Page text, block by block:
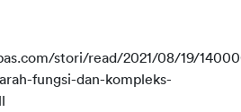
stori/read/2021/08/19/
fungsi-dan-kompleks-